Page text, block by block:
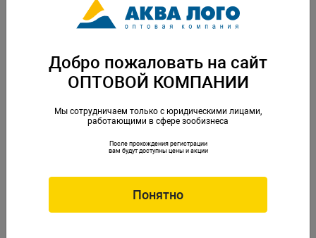
Ротор для флотаторов Prizm 400л. Вес: 0,005 кг. Упаковка: по 1 шт
Добро пожаловать на сайт
ОПТОВОЙ КОМПАНИИ
Мы сотрудничаем только с юридическими лицами,
работающими в сфере зообизнеса
После прохождения регистрации
вам будут доступны цены и акции
Понятно